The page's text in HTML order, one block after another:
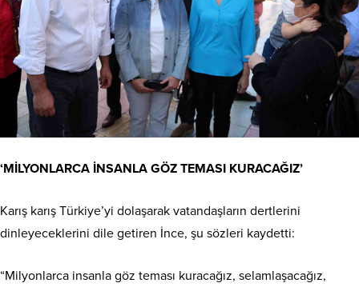
‘MİLYONLARCA İNSANLA GÖZ TEMASI KURACAĞIZ’
Karış karış Türkiye’yi dolaşarak vatandaşların dertlerini
dinleyeceklerini dile getiren İnce, şu sözleri kaydetti:
“Milyonlarca insanla göz teması kuracağız, selamlaşacağız,